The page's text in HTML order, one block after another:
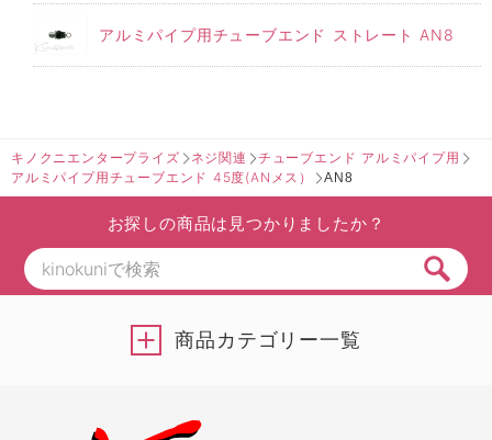
アルミパイプ用チューブエンド ストレート AN8
キノクニエンタープライズ ネジ関連
チューブエンド アルミパイプ用
アルミパイプ用チューブエンド 45度(ANメス）
AN8
お探しの商品は見つかりましたか？
商品カテゴリー一覧